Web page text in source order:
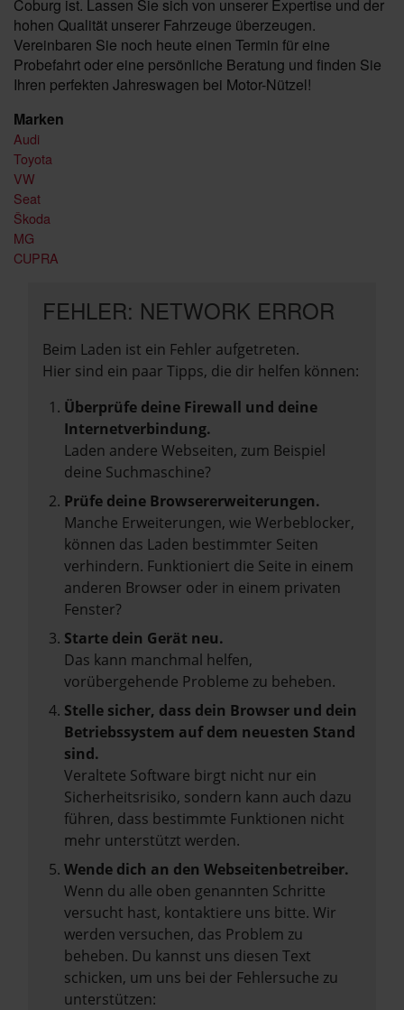
Coburg ist. Lassen Sie sich von unserer Expertise und der
hohen Qualität unserer Fahrzeuge überzeugen.
Vereinbaren Sie noch heute einen Termin für eine
Probefahrt oder eine persönliche Beratung und finden Sie
Ihren perfekten Jahreswagen bei Motor-Nützel!
Marken
Audi
Toyota
VW
Seat
Škoda
MG
CUPRA
FEHLER: NETWORK ERROR
Beim Laden ist ein Fehler aufgetreten.
Hier sind ein paar Tipps, die dir helfen können:
Überprüfe deine Firewall und deine
Internetverbindung.
Laden andere Webseiten, zum Beispiel
deine Suchmaschine?
Prüfe deine Browsererweiterungen.
Manche Erweiterungen, wie Werbeblocker,
können das Laden bestimmter Seiten
verhindern. Funktioniert die Seite in einem
anderen Browser oder in einem privaten
Fenster?
Starte dein Gerät neu.
Das kann manchmal helfen,
vorübergehende Probleme zu beheben.
Stelle sicher, dass dein Browser und dein
Betriebssystem auf dem neuesten Stand
sind.
Veraltete Software birgt nicht nur ein
Sicherheitsrisiko, sondern kann auch dazu
führen, dass bestimmte Funktionen nicht
mehr unterstützt werden.
Wende dich an den Webseitenbetreiber.
Wenn du alle oben genannten Schritte
versucht hast, kontaktiere uns bitte. Wir
werden versuchen, das Problem zu
beheben. Du kannst uns diesen Text
schicken, um uns bei der Fehlersuche zu
unterstützen: